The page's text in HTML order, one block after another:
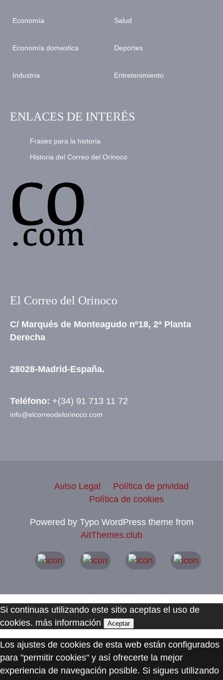
Economía
Economía domestica
Industria
Salud
Deportes
Entretenimiento
ENLACES DE INTERÉS
Frases para la historia
Historia del Correo del Orinoco
El Correo del Orinoco
C/ Marqués de Monteagudo nº18, 2ª Planta
Derecha
28028-Madrid-España.
Teléfono: +(34) 91 713 11 72
info@elcorreodelorinoco.com
Aviso Legal
Política de prividad
Política de cookies
Powered by Typo WordPress theme from
AitThemes.club
Si continuas utilizando este sitio aceptas el uso de
cookies. más información Aceptar
Los ajustes de cookies de esta web están configurados
para "permitir cookies" y así ofrecerte la mejor
experiencia de navegación posible. Si sigues utilizando